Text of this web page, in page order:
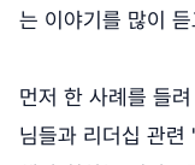
는 이야기를 많이
먼저 한 사례를 들
님들과 리더십 관